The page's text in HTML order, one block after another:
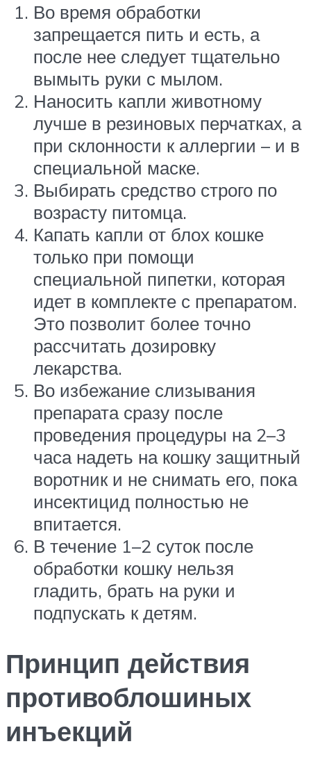
Во время обработки
запрещается пить и есть, а
после нее следует тщательно
вымыть руки с мылом.
Наносить капли животному
лучше в резиновых перчатках, а
при склонности к аллергии – и в
специальной маске.
Выбирать средство строго по
возрасту питомца.
Капать капли от блох кошке
только при помощи
специальной пипетки, которая
идет в комплекте с препаратом.
Это позволит более точно
рассчитать дозировку
лекарства.
Во избежание слизывания
препарата сразу после
проведения процедуры на 2–3
часа надеть на кошку защитный
воротник и не снимать его, пока
инсектицид полностью не
впитается.
В течение 1–2 суток после
обработки кошку нельзя
гладить, брать на руки и
подпускать к детям.
Принцип действия
противоблошиных
инъекций